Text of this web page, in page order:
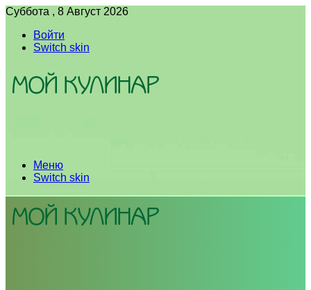
Суббота , 8 Август 2026
Войти
Switch skin
Меню
Switch skin